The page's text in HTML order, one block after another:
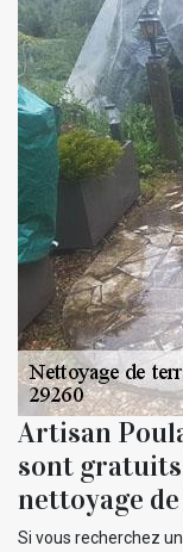
Artisan
sont
nettoyage
Si vous recherchez